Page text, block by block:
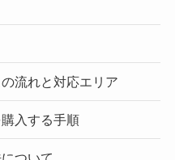
流れと対応エリア
入する手順